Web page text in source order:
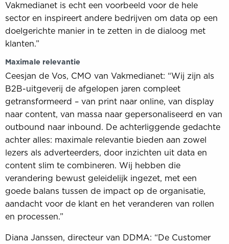
Vakmedianet is echt een voorbeeld voor de hele
sector en inspireert andere bedrijven om data op een
doelgerichte manier in te zetten in de dialoog met
klanten.”
Maximale relevantie
Ceesjan de Vos, CMO van Vakmedianet: “Wij zijn als
B2B-uitgeverij de afgelopen jaren compleet
getransformeerd – van print naar online, van display
naar content, van massa naar gepersonaliseerd en van
outbound naar inbound. De achterliggende gedachte
achter alles: maximale relevantie bieden aan zowel
lezers als adverteerders, door inzichten uit data en
content slim te combineren. Wij hebben die
verandering bewust geleidelijk ingezet, met een
goede balans tussen de impact op de organisatie,
aandacht voor de klant en het veranderen van rollen
en processen.”
Diana Janssen, directeur van DDMA: “De Customer